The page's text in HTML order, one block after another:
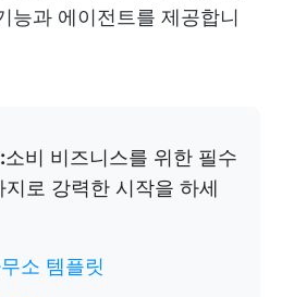
능과 에이전트를 제공합니
소비 비즈니스를 위한 필수
로 강력한 시작을 하세
소 템플릿